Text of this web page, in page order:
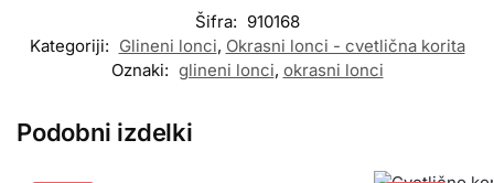
Šifra: 910168
Kategoriji: Glineni lonci, Okrasni lonci - cvetlična korita
Oznaki: glineni lonci, okrasni lonci
Podobni izdelki